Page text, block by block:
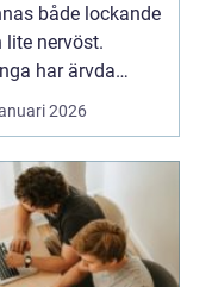
både lockande
lite nervöst.
har ärvda
gamla
2026